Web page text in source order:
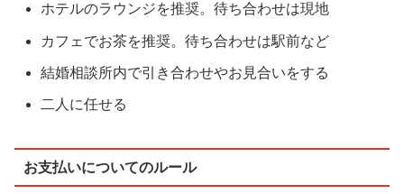
ホテルのラウンジを推奨。待ち合わせは現地
カフェでお茶を推奨。待ち合わせは駅前など
結婚相談所内で引き合わせやお見合いをする
二人に任せる
お支払いについてのルール